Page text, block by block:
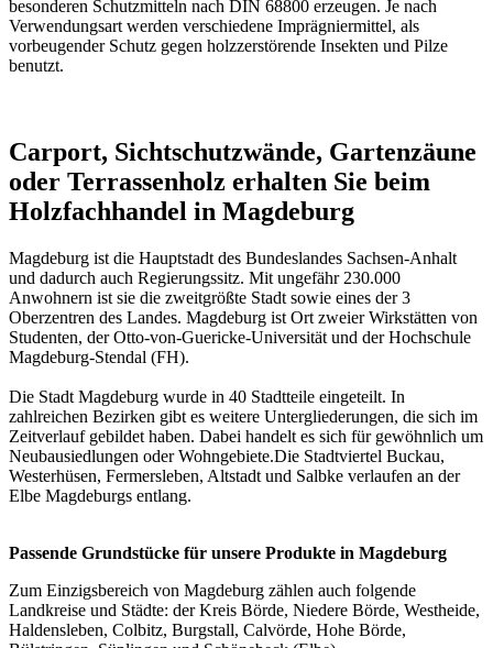
besonderen Schutzmitteln nach DIN 68800 erzeugen. Je nach
Verwendungsart werden verschiedene Imprägniermittel, als
vorbeugender Schutz gegen holzzerstörende Insekten und Pilze
benutzt.
Carport, Sichtschutzwände, Gartenzäune
oder Terrassenholz erhalten Sie beim
Holzfachhandel in Magdeburg
Magdeburg ist die Hauptstadt des Bundeslandes Sachsen-Anhalt
und dadurch auch Regierungssitz. Mit ungefähr 230.000
Anwohnern ist sie die zweitgrößte Stadt sowie eines der 3
Oberzentren des Landes. Magdeburg ist Ort zweier Wirkstätten von
Studenten, der Otto-von-Guericke-Universität und der Hochschule
Magdeburg-Stendal (FH).
Die Stadt Magdeburg wurde in 40 Stadtteile eingeteilt. In
zahlreichen Bezirken gibt es weitere Untergliederungen, die sich im
Zeitverlauf gebildet haben. Dabei handelt es sich für gewöhnlich um
Neubausiedlungen oder Wohngebiete.Die Stadtviertel Buckau,
Westerhüsen, Fermersleben, Altstadt und Salbke verlaufen an der
Elbe Magdeburgs entlang.
Passende Grundstücke für unsere Produkte in Magdeburg
Zum Einzigsbereich von Magdeburg zählen auch folgende
Landkreise und Städte: der Kreis Börde, Niedere Börde, Westheide,
Haldensleben, Colbitz, Burgstall, Calvörde, Hohe Börde,